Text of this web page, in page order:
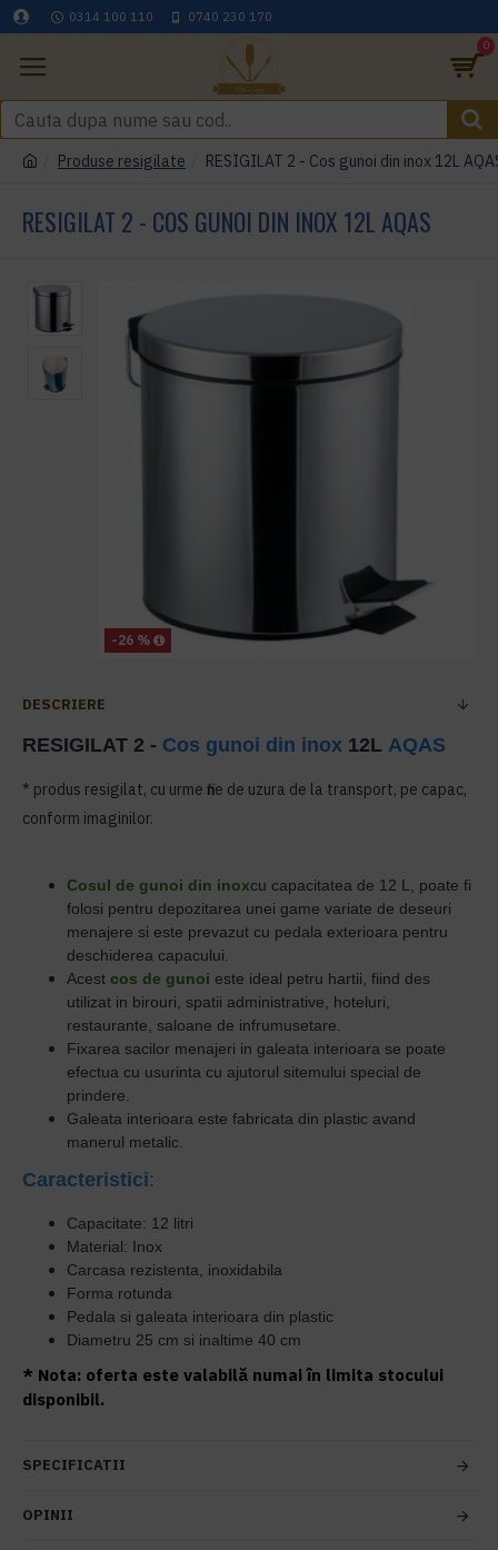
0314 100 110 0740 230 170
0
Produse resigilate RESIGILAT 2 - Cos gunoi din inox 12L
RESIGILAT 2 - COS GUNOI DIN INOX 12L AQAS
-26 %
DESCRIERE
RESIGILAT 2 - Cos gunoi din inox 12L AQAS
* produs resigilat, cu urme fine de uzura de la transport, pe capac,
conform imaginilor.
Cosul de gunoi din inoxcu capacitatea de 12 L, poate fi
folosi pentru depozitarea unei game variate de deseuri
menajere si este prevazut cu pedala exterioara pentru
deschiderea capacului.
Acest cos de gunoi este ideal petru hartii, fiind des
utilizat in birouri, spatii administrative, hoteluri,
restaurante, saloane de infrumusetare.
Fixarea sacilor menajeri in galeata interioara se poate
efectua cu usurinta cu ajutorul sitemului special de
prindere.
Galeata interioara este fabricata din plastic avand
manerul metalic.
Caracteristici:
Capacitate: 12 litri
Material: Inox
Carcasa rezistenta, inoxidabila
Forma rotunda
Pedala si galeata interioara din plastic
Diametru 25 cm si inaltime 40 cm
* Nota: oferta este valabilă numai în limita stocului
disponibil.
SPECIFICATII
OPINII